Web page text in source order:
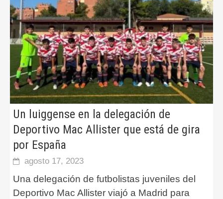
Un luiggense en la delegación de
Deportivo Mac Allister que está de gira
por España
agosto 17, 2023
Una delegación de futbolistas juveniles del
Deportivo Mac Allister viajó a Madrid para